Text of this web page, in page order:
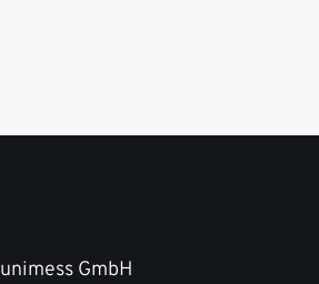
unimess GmbH